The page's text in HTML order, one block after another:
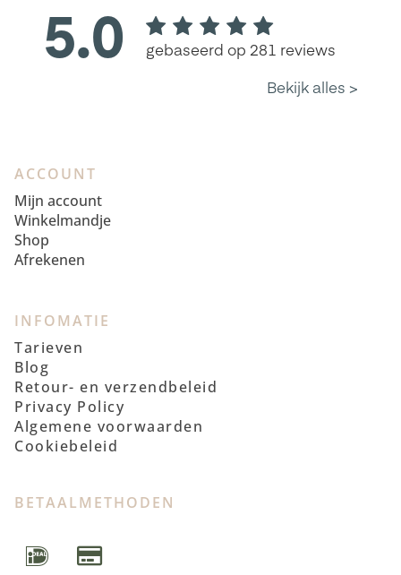
ACCOUNT
Mijn account
Winkelmandje
Shop
Afrekenen
INFOMATIE
Tarieven
Blog
Retour- en verzendbeleid
Privacy Policy
Algemene voorwaarden
Cookiebeleid
BETAALMETHODEN